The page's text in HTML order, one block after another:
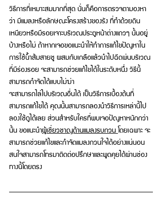
วิธีการที่เหมาะสมมากที่สุด นั่นก็คือการตรวจตามองหา
ว่า มีแมลงหรือลักษณะโครงสร้างของรัง ที่ทำด้วยดิน
เหนียวหรือมีรอยเจาะบริเวณประตูหน้าต่างแถวๆ นั้นอยู่
บ้างหรือไม่ ถ้าหากเจอขอแนะนำให้ทำการแก้ไขปัญหาใน
การใช้น้ำส้มสายชู ผสมกับเกลือแล้วนำไปฉีดพ่นบริเวณ
ที่มีร่องรอย จะสามารถช่วยแก้ไขได้ในระดับหนึ่ง วิธีนี้
สามารถกำจัดได้แบบไม่ฆ่า
จะสามารถไล่ไปบริเวณอื่นได้ เป็นวิธีการเบื้องต้นที่
สามารถแก้ไขได้ คุณนั้นสามารถลองนำวิธีการเหล่านี้ไป
ลองใช้ดูได้เลย ส่วนสำหรับใครที่พบเจอปัญหาหนักกว่า
นั้น ขอแนะนำผู้เชี่ยวชาญด้านแมลงรบกวน โดยเฉพาะ จะ
สามารถช่วยแก้ไขและกำจัดแมลงกวนใจได้อย่างแน่นอน
สนใจสามารถโทรมาติดต่อปรึกษาและพูดคุยได้ผ่านช่อง
ทางนี้โดยตรง